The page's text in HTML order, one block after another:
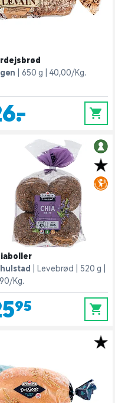
650 g 40,00/Kg.
0
Levebrød
520 g
Kg.
0